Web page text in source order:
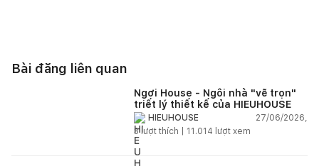
Bài đăng liên quan
Ngơi House - Ngôi nhà "vẽ trọn"
triết lý thiết kế của HIEUHOUSE
HIEUHOUSE
27/06/2026,
3lượt thích | 11.014 lượt xem